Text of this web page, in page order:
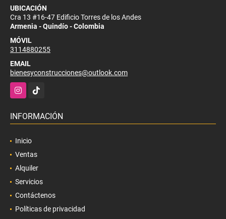
UBICACIÓN
Cra 13 #16-47 Edificio Torres de los Andes
Armenia - Quindío - Colombia
MÓVIL
3114880255
EMAIL
bienesyconstrucciones@outlook.com
Instagram
TikTok
INFORMACIÓN
Inicio
Ventas
Alquiler
Servicios
Contáctenos
Políticas de privacidad